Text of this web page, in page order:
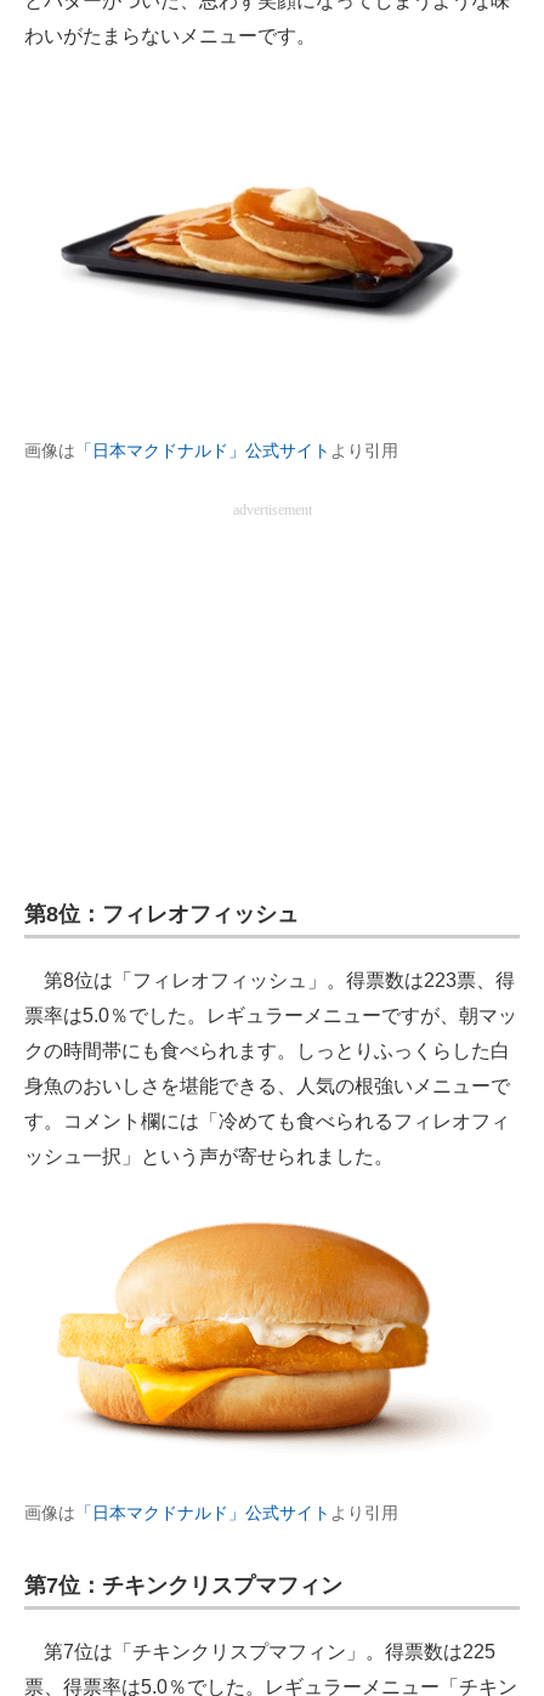
わいがたまらないメニューです。
画像は 「日本マクドナルド」公式サイト より引用
advertisement
第8位：フィレオフィッシュ
第8位は「フィレオフィッシュ」。得票数は223票、得
票率は5.0％でした。レギュラーメニューですが、朝マッ
クの時間帯にも食べられます。しっとりふっくらした白
身魚のおいしさを堪能できる、人気の根強いメニューで
す。コメント欄には「冷めても食べられるフィレオフィ
ッシュ一択」という声が寄せられました。
画像は 「日本マクドナルド」公式サイト より引用
第7位：チキンクリスプマフィン
第7位は「チキンクリスプマフィン」。得票数は225
票、得票率は5.0％でした。レギュラーメニュー「チキン